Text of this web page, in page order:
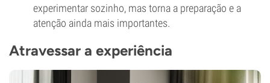
experimentar sozinho, mas torna a preparação e a
atenção ainda mais importantes.
Atravessar a experiência